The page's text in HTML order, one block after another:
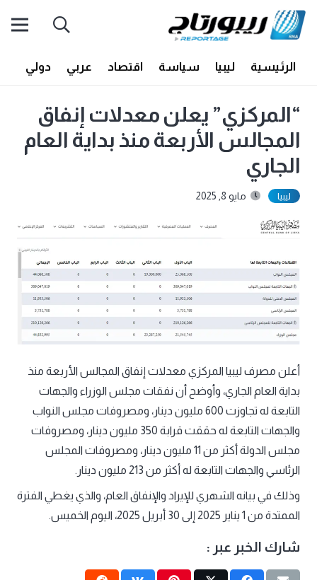
الرئيسية ليبيا سياسة اقتصاد عربي دولي
“المركزي” يعلن معدلات إنفاق
المجالس الأربعة منذ بداية العام
الجاري
ليبيا مايو 8, 2025
أعلن مصرف ليبيا المركزي معدلات إنفاق المجالس الأربعة منذ
بداية العام الجاري، وأوضح أن نفقات مجلس الوزراء والجهات
التابعة له تجاوزت 600 مليون دينار، ومصروفات مجلس النواب
والجهات التابعة له حققت قرابة 350 مليون دينار، ومصروفات
مجلس الدولة أكثر من 11 مليون دينار، ومصروفات المجلس
الرئاسي والجهات التابعة له أكثر من 213 مليون دينار.
وذلك في بيانه الشهري للإيراد والإنفاق العام، والذي يغطي الفترة
الممتدة من 1 يناير 2025 إلى 30 أبريل 2025، اليوم الخميس.
شارك الخبر عبر :